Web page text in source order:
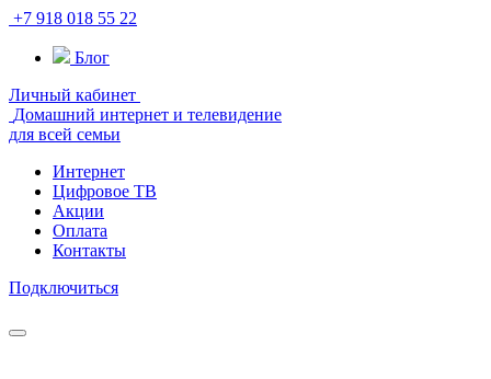
+7 918 018 55 22
Блог
Личный кабинет
Домашний интернет и телевидение
для всей семьи
Интернет
Цифровое ТВ
Акции
Оплата
Контакты
Подключиться